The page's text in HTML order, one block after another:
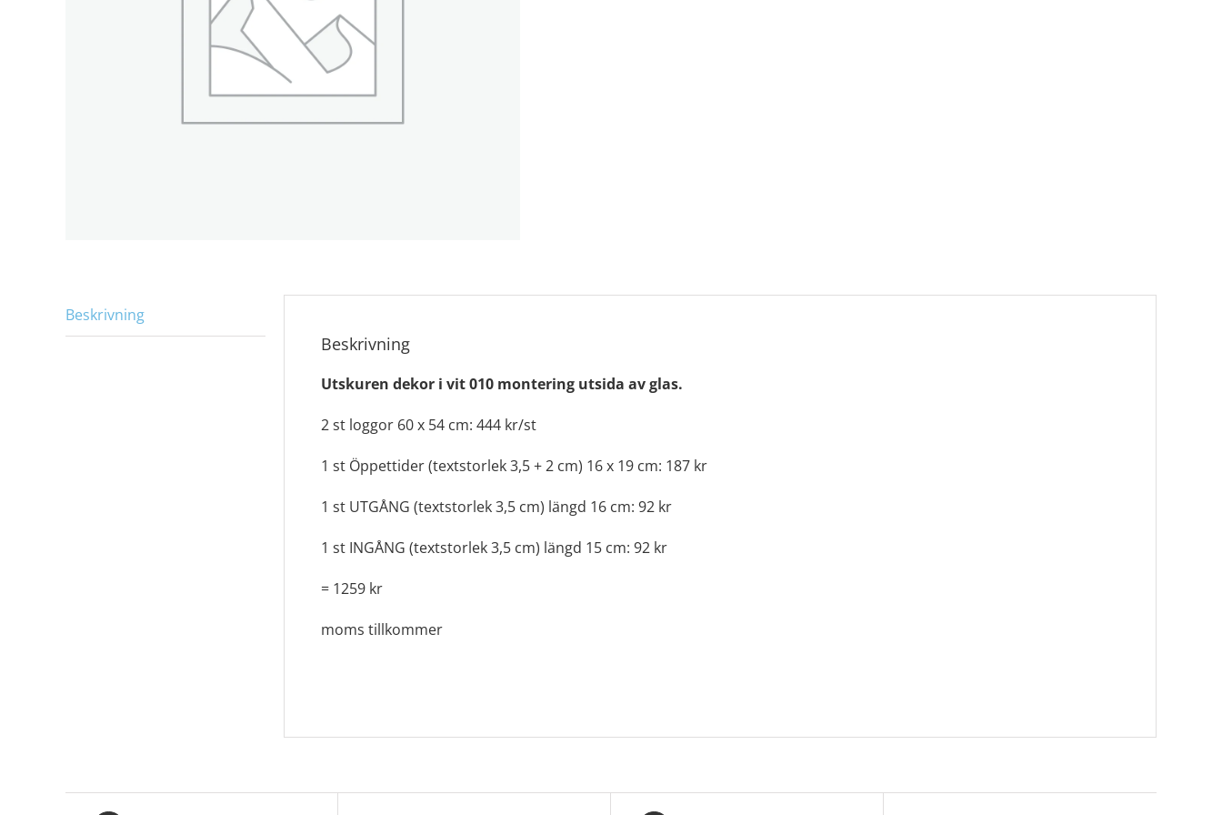
Beskrivning
Beskrivning
Utskuren dekor i vit 010 montering utsida av glas.
2 st loggor 60 x 54 cm: 444 kr/st
1 st Öppettider (textstorlek 3,5 + 2 cm) 16 x 19 cm: 187 kr
1 st UTGÅNG (textstorlek 3,5 cm) längd 16 cm: 92 kr
1 st INGÅNG (textstorlek 3,5 cm) längd 15 cm: 92 kr
= 1259 kr
moms tillkommer